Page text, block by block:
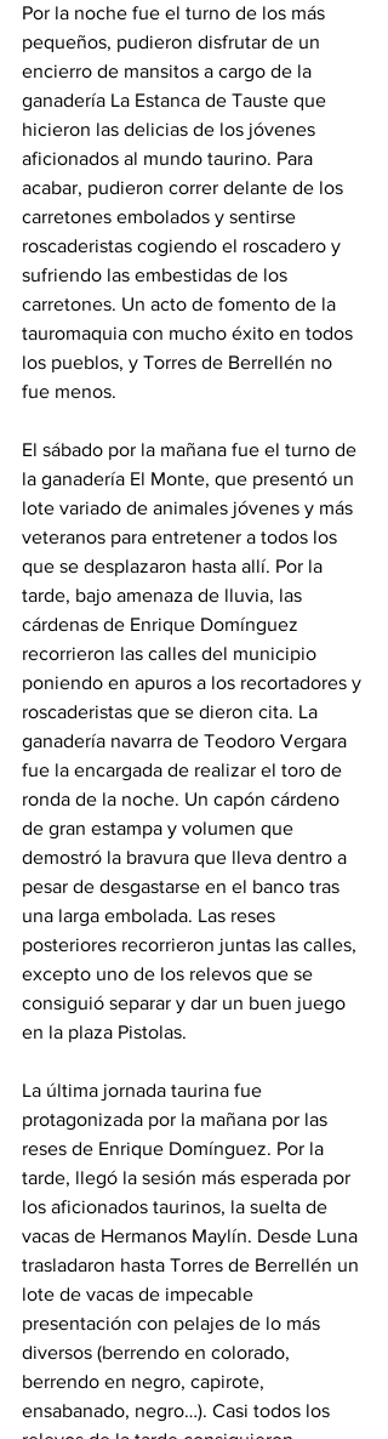
Por la noche fue el turno de los más
pequeños, pudieron disfrutar de un
encierro de mansitos a cargo de la
ganadería La Estanca de Tauste que
hicieron las delicias de los jóvenes
aficionados al mundo taurino. Para
acabar, pudieron correr delante de los
carretones embolados y sentirse
roscaderistas cogiendo el roscadero y
sufriendo las embestidas de los
carretones. Un acto de fomento de la
tauromaquia con mucho éxito en todos
los pueblos, y Torres de Berrellén no
fue menos.
El sábado por la mañana fue el turno de
la ganadería El Monte, que presentó un
lote variado de animales jóvenes y más
veteranos para entretener a todos los
que se desplazaron hasta allí. Por la
tarde, bajo amenaza de lluvia, las
cárdenas de Enrique Domínguez
recorrieron las calles del municipio
poniendo en apuros a los recortadores y
roscaderistas que se dieron cita. La
ganadería navarra de Teodoro Vergara
fue la encargada de realizar el toro de
ronda de la noche. Un capón cárdeno
de gran estampa y volumen que
demostró la bravura que lleva dentro a
pesar de desgastarse en el banco tras
una larga embolada. Las reses
posteriores recorrieron juntas las calles,
excepto uno de los relevos que se
consiguió separar y dar un buen juego
en la plaza Pistolas.
La última jornada taurina fue
protagonizada por la mañana por las
reses de Enrique Domínguez. Por la
tarde, llegó la sesión más esperada por
los aficionados taurinos, la suelta de
vacas de Hermanos Maylín. Desde Luna
trasladaron hasta Torres de Berrellén un
lote de vacas de impecable
presentación con pelajes de lo más
diversos (berrendo en colorado,
berrendo en negro, capirote,
ensabanado, negro…). Casi todos los